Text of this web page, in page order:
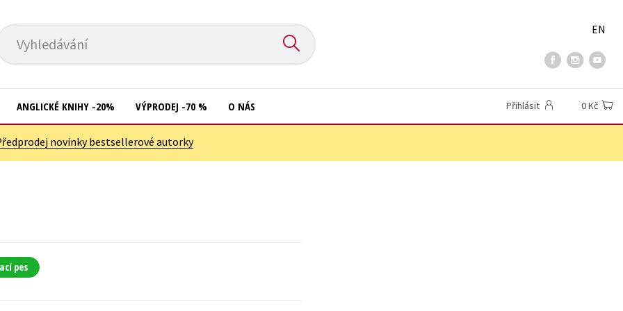
Vyhledávání
EN
ANGLICKÉ KNIHY -20% VÝPRODEJ -70 % O NÁS Přihlásit 0 Kč
novinky bestsellerové autorky
pes